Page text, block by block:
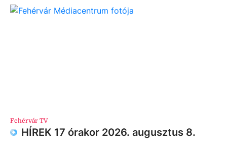
Fehérvár TV
HÍREK 17 órakor 2026. augusztus 8.